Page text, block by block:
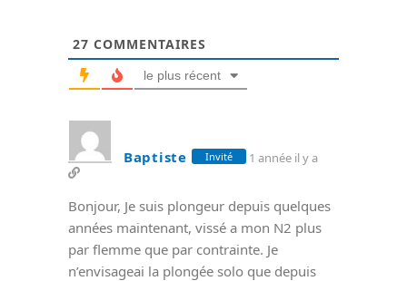
27 COMMENTAIRES
le plus récent
Baptiste Invité 1 année il y a
Bonjour, Je suis plongeur depuis quelques
années maintenant, vissé a mon N2 plus
par flemme que par contrainte. Je
n’envisageai la plongée solo que depuis